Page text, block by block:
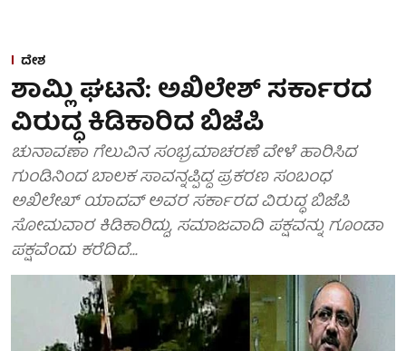
ದೇಶ
ಶಾಮ್ಲಿ ಘಟನೆ: ಅಖಿಲೇಶ್ ಸರ್ಕಾರದ
ವಿರುದ್ಧ ಕಿಡಿಕಾರಿದ ಬಿಜೆಪಿ
ಚುನಾವಣಾ ಗೆಲುವಿನ ಸಂಭ್ರಮಾಚರಣೆ ವೇಳೆ ಹಾರಿಸಿದ
ಗುಂಡಿನಿಂದ ಬಾಲಕ ಸಾವನ್ನಪ್ಪಿದ್ದ ಪ್ರಕರಣ ಸಂಬಂಧ
ಅಖಿಲೇಖ್ ಯಾದವ್ ಅವರ ಸರ್ಕಾರದ ವಿರುದ್ಧ ಬಿಜೆಪಿ
ಸೋಮವಾರ ಕಿಡಿಕಾರಿದ್ದು, ಸಮಾಜವಾದಿ ಪಕ್ಷವನ್ನು ಗೂಂಡಾ
ಪಕ್ಷವೆಂದು ಕರೆದಿದೆ...